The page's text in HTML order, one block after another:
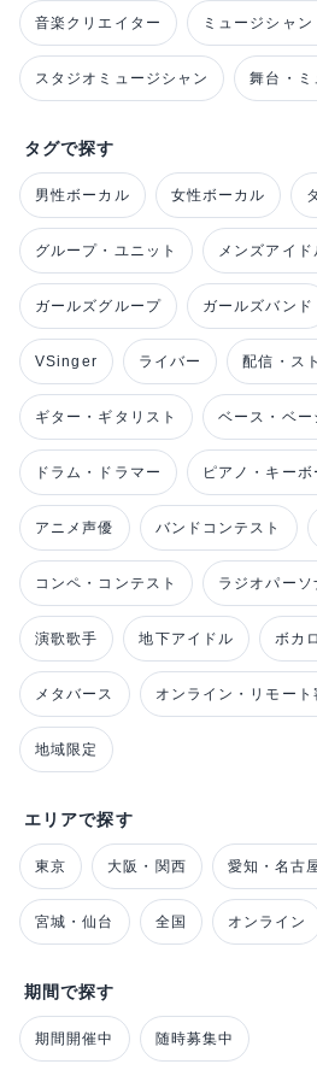
音楽クリエイター ミュージシャ
スタジオミュージシャン 舞台・ミ
タグで探す
男性ボーカル 女性ボーカル
グループ・ユニット メンズアイド
ガールズグループ ガールズバンド
VSinger ライバー 配信・ス
ギター・ギタリスト ベース・ベー
ドラム・ドラマー ピアノ・キーボ
アニメ声優 バンドコンテスト
コンペ・コンテスト ラジオパーソ
演歌歌手 地下アイドル ボカ
メタバース オンライン・リモート
地域限定
エリアで探す
東京 大阪・関西 愛知・名古
宮城・仙台 全国 オンライン
期間で探す
期間開催中 随時募集中